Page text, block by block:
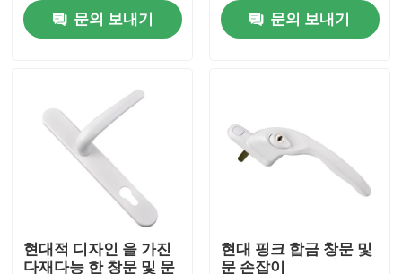
제품
비디오
문의 보내기
문의 보내기
현대적 디자인 을 가진
다재다능 한 창문 및 문
현대 핑크 합금 창문 및
문 손잡이